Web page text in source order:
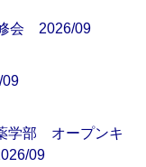
会 2026/09
学部 オープンキ
09